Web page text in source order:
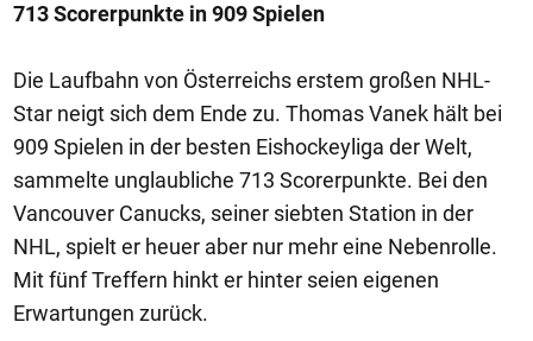
713 Scorerpunkte in 909 Spielen
Die Laufbahn von Österreichs erstem großen NHL-
Star neigt sich dem Ende zu. Thomas Vanek hält bei
909 Spielen in der besten Eishockeyliga der Welt,
sammelte unglaubliche 713 Scorerpunkte. Bei den
Vancouver Canucks, seiner siebten Station in der
NHL, spielt er heuer aber nur mehr eine Nebenrolle.
Mit fünf Treffern hinkt er hinter seien eigenen
Erwartungen zurück.